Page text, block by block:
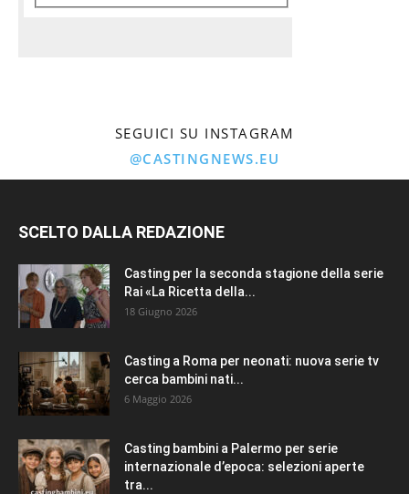
SEGUICI SU INSTAGRAM
@CASTINGNEWS.EU
SCELTO DALLA REDAZIONE
Casting per la seconda stagione della serie
Rai «La Ricetta della...
18 Giugno 2026
Casting a Roma per neonati: nuova serie tv
cerca bambini nati...
6 Maggio 2026
Casting bambini a Palermo per serie
internazionale d’epoca: selezioni aperte
tra...